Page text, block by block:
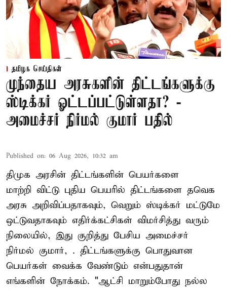
தமிழக செய்திகள்
முந்தைய அரசுகளின் திட்டங்களுக்கு
ஸ்டிக்கர் ஓட்டப்பட்டுள்ளதா? -
அமைச்சர் நிர்மல் குமார் பதில்
Published on: 06 Aug 2026, 10:32 am
திமுக அரசின் திட்டங்களின் பெயர்களை
மாற்றி விட்டு புதிய பெயரில் திட்டங்களை தவெக
அரசு அறிவிப்பதாகவும், வெறும் ஸ்டிக்கர் மட்டுமே
ஒட்டுவதாகவும் எதிர்க்கட்சிகள் விமர்சித்து வரும்
நிலையில், இது குறித்து பேசிய அமைச்சர்
நிர்மல் குமார், . திட்டங்களுக்கு பொதுவான
பெயர்கள் வைக்க வேண்டும் என்பதுதான்
எங்களின் நோக்கம். "ஆட்சி மாறும்போது நல்ல